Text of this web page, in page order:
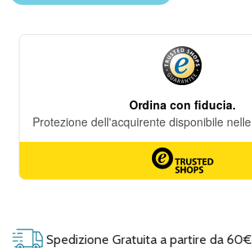
Spedizione Gratuita a partire da 60€